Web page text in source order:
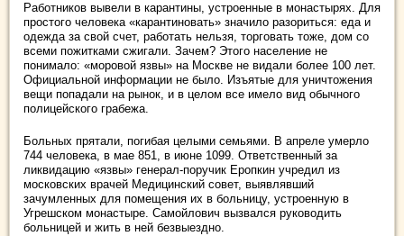
Работников вывели в карантины, устроенные в монастырях. Для
простого человека «карантиновать» значило разориться: еда и
одежда за свой счет, работать нельзя, торговать тоже, дом со
всеми пожитками сжигали. Зачем? Этого население не
понимало: «моровой язвы» на Москве не видали более 100 лет.
Официальной информации не было. Изъятые для уничтожения
вещи попадали на рынок, и в целом все имело вид обычного
полицейского грабежа.
Больных прятали, погибая целыми семьями. В апреле умерло
744 человека, в мае 851, в июне 1099. Ответственный за
ликвидацию «язвы» генерал-поручик Еропкин учредил из
московских врачей Медицинский совет, выявлявший
зачумленных для помещения их в больницу, устроенную в
Угрешском монастыре. Самойлович вызвался руководить
больницей и жить в ней безвыездно.